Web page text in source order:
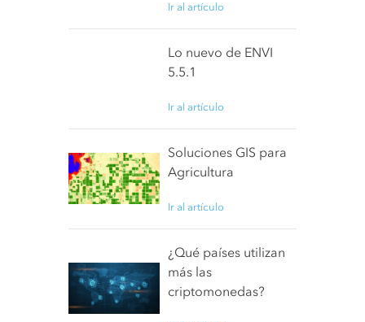
Ir al artículo
Lo nuevo de ENVI
5.5.1
Ir al artículo
Soluciones GIS para
Agricultura
Ir al artículo
¿Qué países utilizan
más las
criptomonedas?